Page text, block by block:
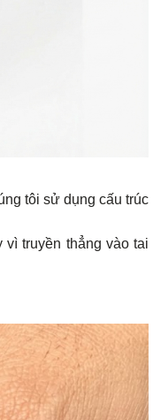
tôi sử dụng cấu trúc
truyền thẳng vào tai